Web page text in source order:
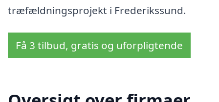
træfældningsprojekt i Frederikssund.
Få 3 tilbud, gratis og uforpligtende